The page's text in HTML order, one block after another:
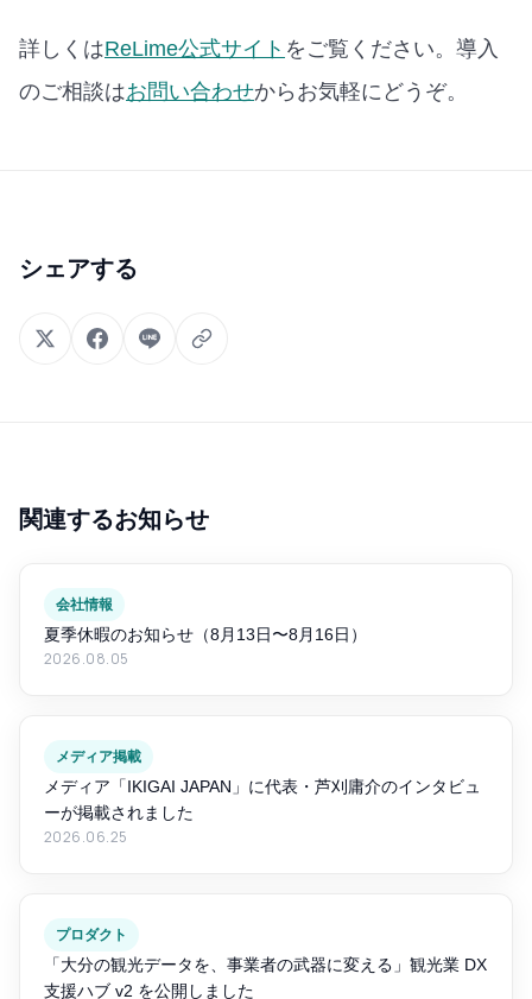
詳しくはReLime公式サイト をご覧ください。導入
のご相談はお問い合わせからお気軽にどうぞ。
シェアする
関連するお知らせ
会社情報
夏季休暇のお知らせ（8月13日〜8月16日）
2026.08.05
メディア掲載
メディア「IKIGAI JAPAN」に代表・芦刈庸介のインタビュ
ーが掲載されました
2026.06.25
プロダクト
「大分の観光データを、事業者の武器に変える」観光業 DX
支援ハブ v2 を公開しました